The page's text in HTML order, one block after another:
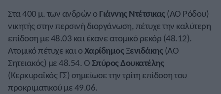
Στα 400 μ. των ανδρών ο ΓιάννηςΝτέτσικας(ΑΟ Ρόδου)
νικητής στην περσινή διοργάνωση, πέτυχε την καλύτερη
επίδοση με 48.03 και έκανε ατομικό ρεκόρ (48.12).
Ατομικό πέτυχε και οΧαρίδημος Ξενιδάκης(ΑΟ
Σητειακός) με 48.54. ΟΣπύροςΔουκατέλης
(Κερκυραϊκός ΓΣ) σημείωσε την τρίτη επίδοση του
προκριματικού με 49.06.